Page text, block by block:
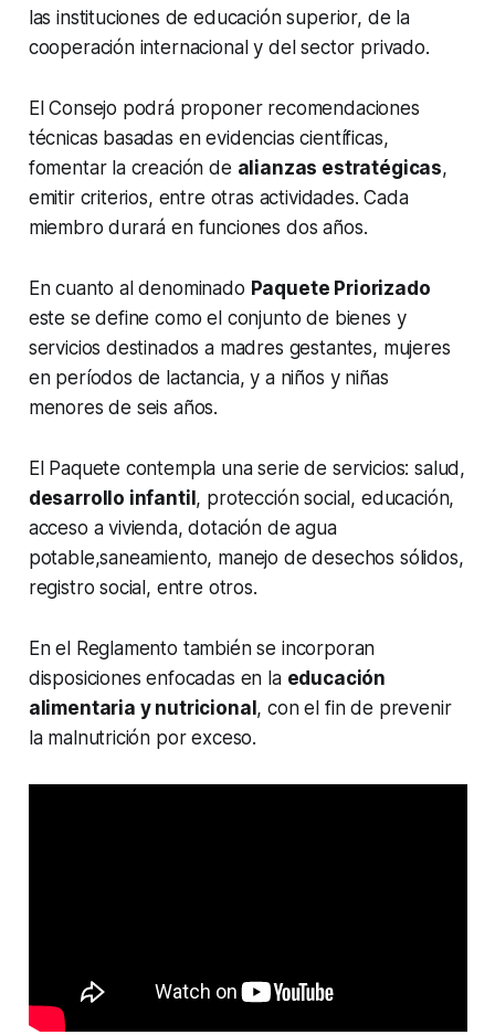
las instituciones de educación superior, de la
cooperación internacional y del sector privado.
El Consejo podrá proponer recomendaciones
técnicas basadas en evidencias científicas,
fomentar la creación de alianzas estratégicas,
emitir criterios, entre otras actividades. Cada
miembro durará en funciones dos años.
En cuanto al denominado Paquete Priorizado
este se define como el conjunto de bienes y
servicios destinados a madres gestantes, mujeres
en períodos de lactancia, y a niños y niñas
menores de seis años.
El Paquete contempla una serie de servicios: salud,
desarrollo infantil, protección social, educación,
acceso a vivienda, dotación de agua
potable,saneamiento, manejo de desechos sólidos,
registro social, entre otros.
En el Reglamento también se incorporan
disposiciones enfocadas en la educación
alimentaria y nutricional, con el fin de prevenir
la malnutrición por exceso.